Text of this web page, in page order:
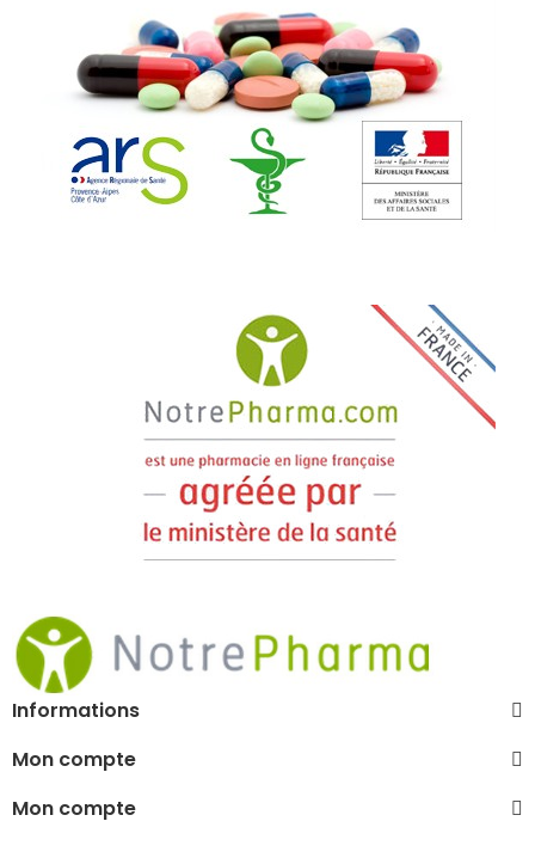
Informations
Mon compte
Mon compte